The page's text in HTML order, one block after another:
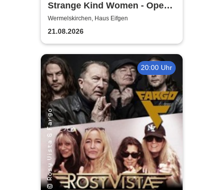
Strange Kind Women - Open
Air Summerstage
Wermelskirchen, Haus Eifgen
21.08.2026
20:00 Uhr